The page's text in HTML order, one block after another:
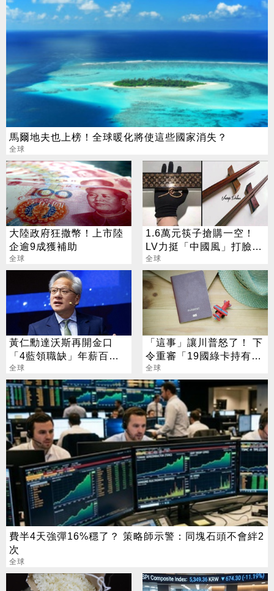
馬爾地夫也上榜！全球暖化將使這些國家消失？
全球
大陸政府狂撒幣！上市陸
企逾9成獲補助
全球
1.6萬元筷子搶購一空！
LV力挺「中國風」打臉
D&G
全球
黃仁勳達沃斯再開金口
「4藍領職缺」年薪百萬
不是夢
全球
「這事」讓川普怒了！ 下
令重審「19國綠卡持有
人」
全球
費半4天強彈16%穩了？ 策略師示警：同塊石頭不會絆2
次
全球